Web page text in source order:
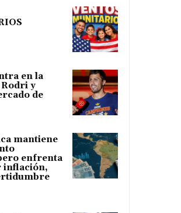
en la
y
de
mantiene
enfrenta
inflación,